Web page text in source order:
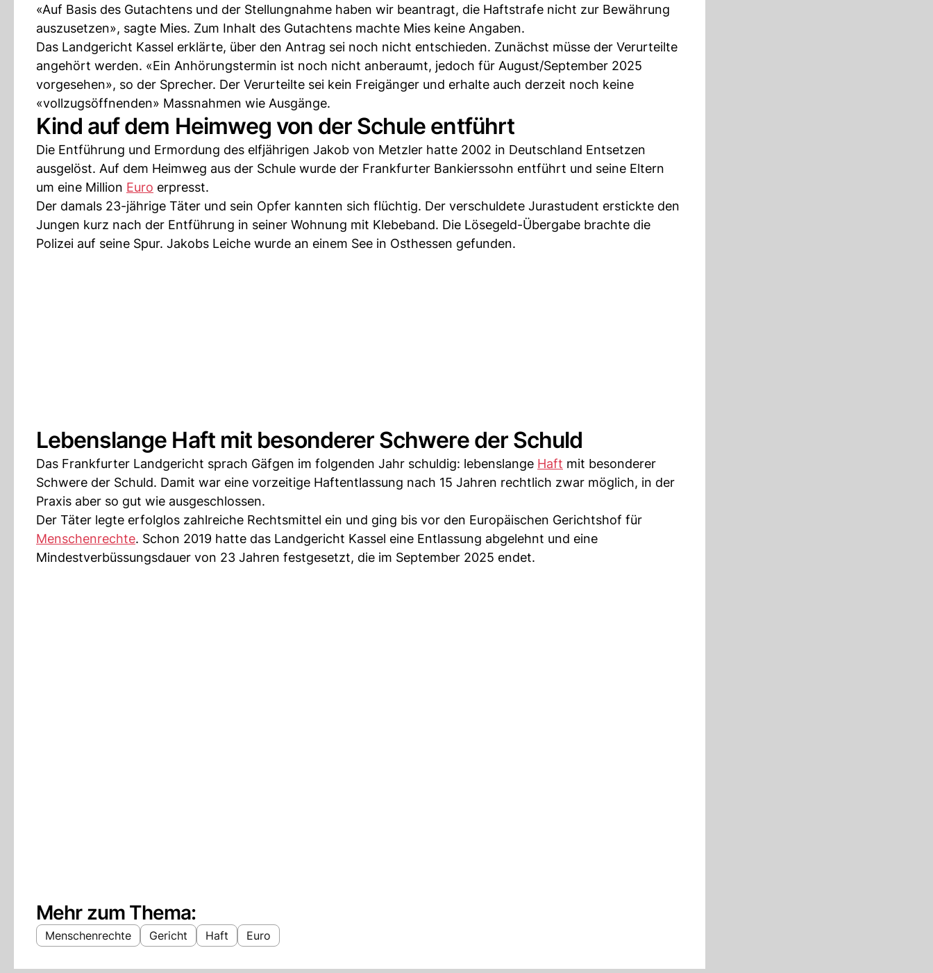
«Auf Basis des Gutachtens und der Stellungnahme haben wir beantragt, die Haftstrafe nicht zur Bewährung
auszusetzen», sagte Mies. Zum Inhalt des Gutachtens machte Mies keine Angaben.
Das Landgericht Kassel erklärte, über den Antrag sei noch nicht entschieden. Zunächst müsse der Verurteilte
angehört werden. «Ein Anhörungstermin ist noch nicht anberaumt, jedoch für August/September 2025
vorgesehen», so der Sprecher. Der Verurteilte sei kein Freigänger und erhalte auch derzeit noch keine
«vollzugsöffnenden» Massnahmen wie Ausgänge.
Kind auf dem Heimweg von der Schule entführt
Die Entführung und Ermordung des elfjährigen Jakob von Metzler hatte 2002 in Deutschland Entsetzen
ausgelöst. Auf dem Heimweg aus der Schule wurde der Frankfurter Bankierssohn entführt und seine Eltern
um eine Million Euro erpresst.
Der damals 23-jährige Täter und sein Opfer kannten sich flüchtig. Der verschuldete Jurastudent erstickte den
Jungen kurz nach der Entführung in seiner Wohnung mit Klebeband. Die Lösegeld-Übergabe brachte die
Polizei auf seine Spur. Jakobs Leiche wurde an einem See in Osthessen gefunden.
Lebenslange Haft mit besonderer Schwere der Schuld
Das Frankfurter Landgericht sprach Gäfgen im folgenden Jahr schuldig: lebenslange Haft mit besonderer
Schwere der Schuld. Damit war eine vorzeitige Haftentlassung nach 15 Jahren rechtlich zwar möglich, in der
Praxis aber so gut wie ausgeschlossen.
Der Täter legte erfolglos zahlreiche Rechtsmittel ein und ging bis vor den Europäischen Gerichtshof für
Menschenrechte. Schon 2019 hatte das Landgericht Kassel eine Entlassung abgelehnt und eine
Mindestverbüssungsdauer von 23 Jahren festgesetzt, die im September 2025 endet.
Mehr zum Thema:
Menschenrechte Gericht Haft Euro